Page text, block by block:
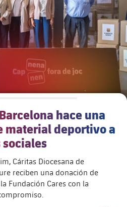
hace una
material deportivo a
Cáritas Diocesana de
reciben una donación de
Fundación Cares con la